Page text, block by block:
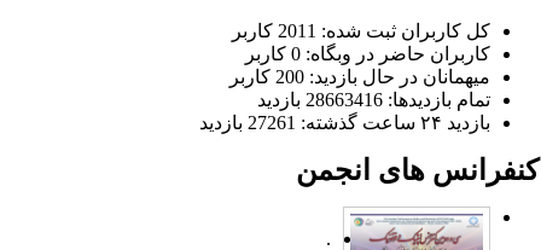
کل کاربران ثبت شده: 2011 کاربر
کاربران حاضر در وبگاه: 0 کاربر
میهمانان در حال بازدید: 200 کاربر
تمام بازدید‌ها: 28663416 بازدید
بازدید ۲۴ ساعت گذشته: 27261 بازدید
های انجمن
.